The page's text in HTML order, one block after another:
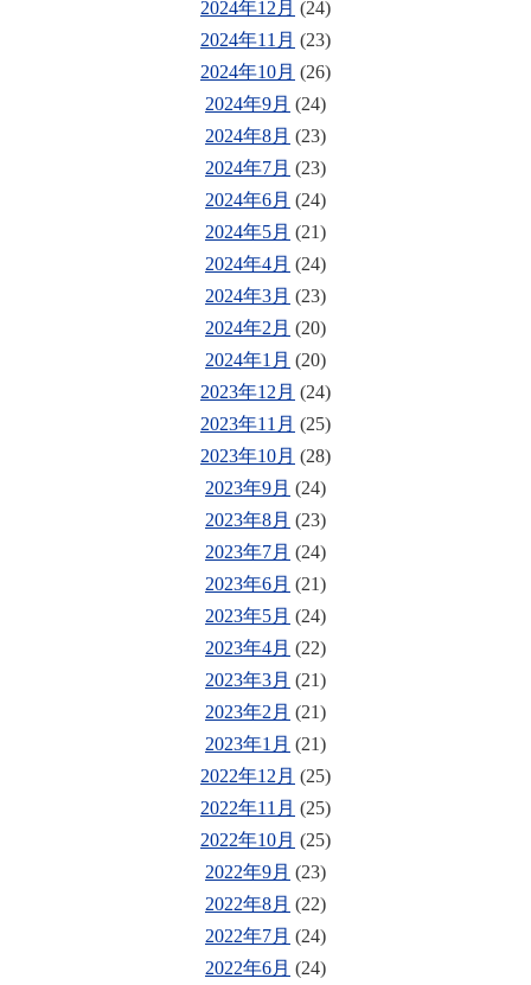
2024年12月 (24)
2024年11月 (23)
2024年10月 (26)
2024年9月 (24)
2024年8月 (23)
2024年7月 (23)
2024年6月 (24)
2024年5月 (21)
2024年4月 (24)
2024年3月 (23)
2024年2月 (20)
2024年1月 (20)
2023年12月 (24)
2023年11月 (25)
2023年10月 (28)
2023年9月 (24)
2023年8月 (23)
2023年7月 (24)
2023年6月 (21)
2023年5月 (24)
2023年4月 (22)
2023年3月 (21)
2023年2月 (21)
2023年1月 (21)
2022年12月 (25)
2022年11月 (25)
2022年10月 (25)
2022年9月 (23)
2022年8月 (22)
2022年7月 (24)
2022年6月 (24)